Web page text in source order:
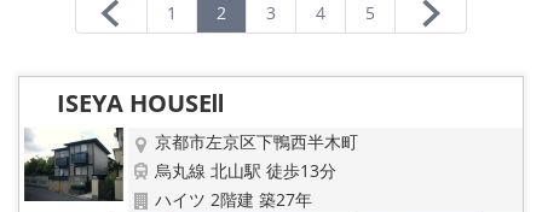
ペット相談OKの賃貸！
特選物件
ハウスメーカー施工特集！
路線·駅から探す
1 2 3 4 5
ISEYA HOUSEⅡ
京都市左京区下鴨西半木町
烏丸線 北山駅 徒歩13分
ハイツ 2階建 築27年